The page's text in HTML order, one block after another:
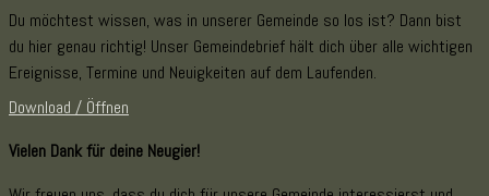
Du möchtest wissen, was in unserer Gemeinde so los ist? Dann bist
du hier genau richtig! Unser Gemeindebrief hält dich über alle wichtigen
Ereignisse, Termine und Neuigkeiten auf dem Laufenden.
Download / Öffnen
Vielen Dank für deine Neugier!